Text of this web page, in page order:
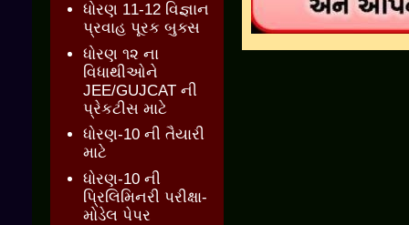
ધોરણ 11-12 વિજ્ઞાન
પ્રવાહ પૂરક બુક્સ
ધોરણ ૧૨ ના
વિધાથીઓને
JEE/GUJCAT ની
પ્રેકટીસ માટે
ધોરણ-10 ની તૈયારી
માટે
ધોરણ-10 ની
પ્રિલિમિનરી પરીક્ષા-
મોડેલ પેપર